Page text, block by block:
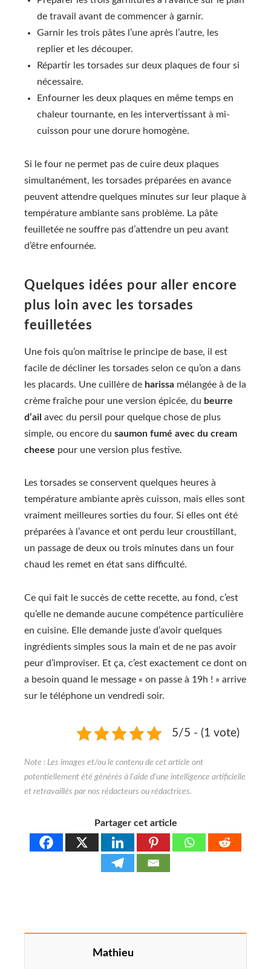
de travail avant de commencer à garnir.
Garnir les trois pâtes l’une après l’autre, les
replier et les découper.
Répartir les torsades sur deux plaques de four si
nécessaire.
Enfourner les deux plaques en même temps en
chaleur tournante, en les intervertissant à mi-
cuisson pour une dorure homogène.
Si le four ne permet pas de cuire deux plaques
simultanément, les torsades préparées en avance
peuvent attendre quelques minutes sur leur plaque à
température ambiante sans problème. La pâte
feuilletée ne souffre pas d’attendre un peu avant
d’être enfournée.
Quelques idées pour aller encore
plus loin avec les torsades
feuilletées
Une fois qu’on maîtrise le principe de base, il est
facile de décliner les torsades selon ce qu’on a dans
les placards. Une cuillère de harissa mélangée à de la
crème fraîche pour une version épicée, du beurre
d’ail avec du persil pour quelque chose de plus
simple, ou encore du saumon fumé avec du cream
cheese pour une version plus festive.
Les torsades se conservent quelques heures à
température ambiante après cuisson, mais elles sont
vraiment meilleures sorties du four. Si elles ont été
préparées à l’avance et ont perdu leur croustillant,
un passage de deux ou trois minutes dans un four
chaud les remet en état sans difficulté.
Ce qui fait le succès de cette recette, au fond, c’est
qu’elle ne demande aucune compétence particulière
en cuisine. Elle demande juste d’avoir quelques
ingrédients simples sous la main et de ne pas avoir
peur d’improviser. Et ça, c’est exactement ce dont on
a besoin quand le message « on passe à 19h ! » arrive
sur le téléphone un vendredi soir.
5/5 - (1 vote)
Partager cet article
Mathieu